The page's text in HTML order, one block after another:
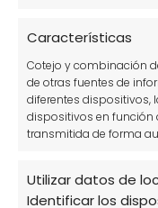
Características
Cotejo y combinación
de otras fuentes de
diferentes dispositivos,
dispositivos en función
transmitida de forma
Utilizar datos de
Identificar los
Adelfa planta
ornamental de
(nerium oleander)
También